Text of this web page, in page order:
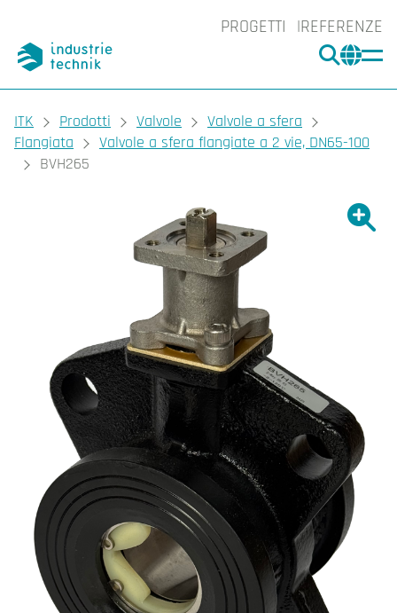
PROGETTI REFERENZE
CERCA
You are here:
ITK Prodotti Valvole
Valvole a sfera
Flangiata
Valvole a sfera flangiate a 2 vie, DN65-100
BVH265